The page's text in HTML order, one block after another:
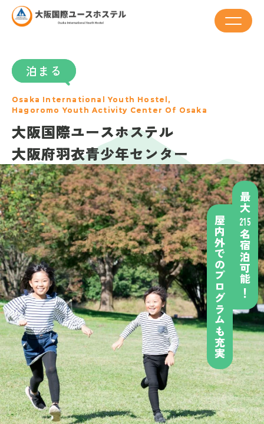
泊まる
Osaka International Youth Hostel,
Hagoromo Youth Activity Center Of Osaka
大阪国際ユースホステル
大阪府羽衣青少年センター
最大
215
名宿泊可能 ！
屋内外でのプログラムも充実
泊まる
Osaka International Youth Hostel,
Hagoromo Youth Activity Center Of Osaka
大阪国際ユースホステル
大阪府羽衣青少年センター
最大
215
名宿泊可能 ！
屋内外でのプログラムも充実
食べる
Osaka International Youth Hostel,
Hagoromo Youth Activity Center Of Osaka
大阪国際ユースホステル
大阪府羽衣青少年センター
心も体も満たす
出来立ての美味しい食事
楽しむ
Osaka International Youth Hostel,
Hagoromo Youth Activity Center Of Osaka
大阪国際ユースホステル
大阪府羽衣青少年センター
雨の日でも安心！
最大
255
名が楽しめる
BBQ
スペース
訪れる
Osaka International Youth Hostel,
Hagoromo Youth Activity Center Of Osaka
大阪国際ユースホステル
大阪府羽衣青少年センター
大阪市内・関西空港から
30
分
便利な立地で快適アクセス